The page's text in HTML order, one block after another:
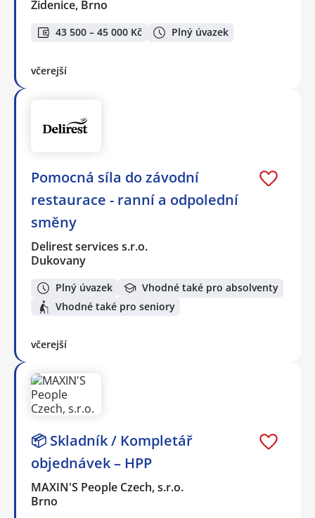
Židenice, Brno
43 500 – 45 000 Kč Plný úvazek
včerejší
Pomocná síla do závodní
restaurace - ranní a odpolední
směny
Delirest services s.r.o.
Dukovany
Plný úvazek
Vhodné také pro absolventy
Vhodné také pro seniory
včerejší
📦 Skladník / Kompletář
objednávek – HPP
MAXIN'S People Czech, s.r.o.
Brno